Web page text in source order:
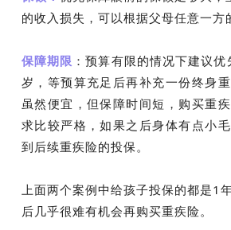
的收入损失，可以根据父母任意一方
保障期限 ：预算有限的情况下建议
岁，等预算充足后再补充一份终身
虽然便宜，但保障时间短，购买重
求比较严格，如果之后身体有点小
到后续重疾险的投保。
上面两个案例中给孩子投保的都是1
后几乎很难有机会再购买重疾险。